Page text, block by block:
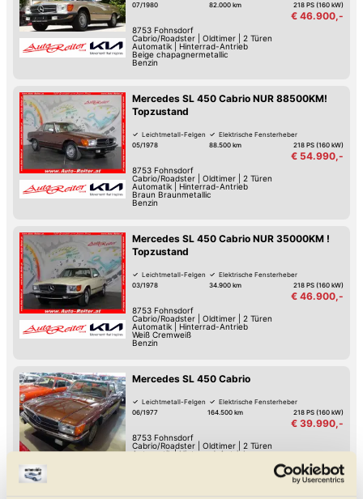
07/1980
82.000 km 218 PS (160 kW)
€ 46.900,-
8753 Fohnsdorf
Cabrio/Roadster| Oldtimer|
2 Türen
Automatik|
Hinterrad-Antrieb
Beige chapagnermetallic
Benzin
Mercedes SL 450 Cabrio NUR 88500KM!
Topzustand
Leichtmetall-Felgen
Elektrische Fensterheber
05/1978
88.500 km 218 PS (160 kW)
€ 54.990,-
8753 Fohnsdorf
Cabrio/Roadster| Oldtimer|
2 Türen
Automatik|
Hinterrad-Antrieb
Braun Braunmetallic
Benzin
Mercedes SL 450 Cabrio NUR 35000KM !
Topzustand
Leichtmetall-Felgen
Elektrische Fensterheber
03/1978
34.900 km 218 PS (160 kW)
€ 46.900,-
8753 Fohnsdorf
Cabrio/Roadster| Oldtimer|
2 Türen
Automatik|
Hinterrad-Antrieb
Weiß Cremweiß
Benzin
Mercedes SL 450 Cabrio
Leichtmetall-Felgen
Elektrische Fensterheber
06/1977
164.500 km 218 PS (160 kW)
€ 39.990,-
8753 Fohnsdorf
Cabrio/Roadster| Oldtimer|
2 Türen
Automatik|Hinterrad-Antrieb